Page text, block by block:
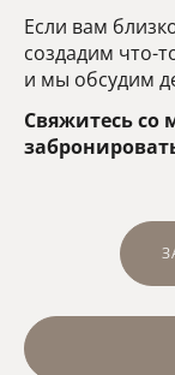
Если вам
создадим что-
и мы обсудим
Свяжитесь со